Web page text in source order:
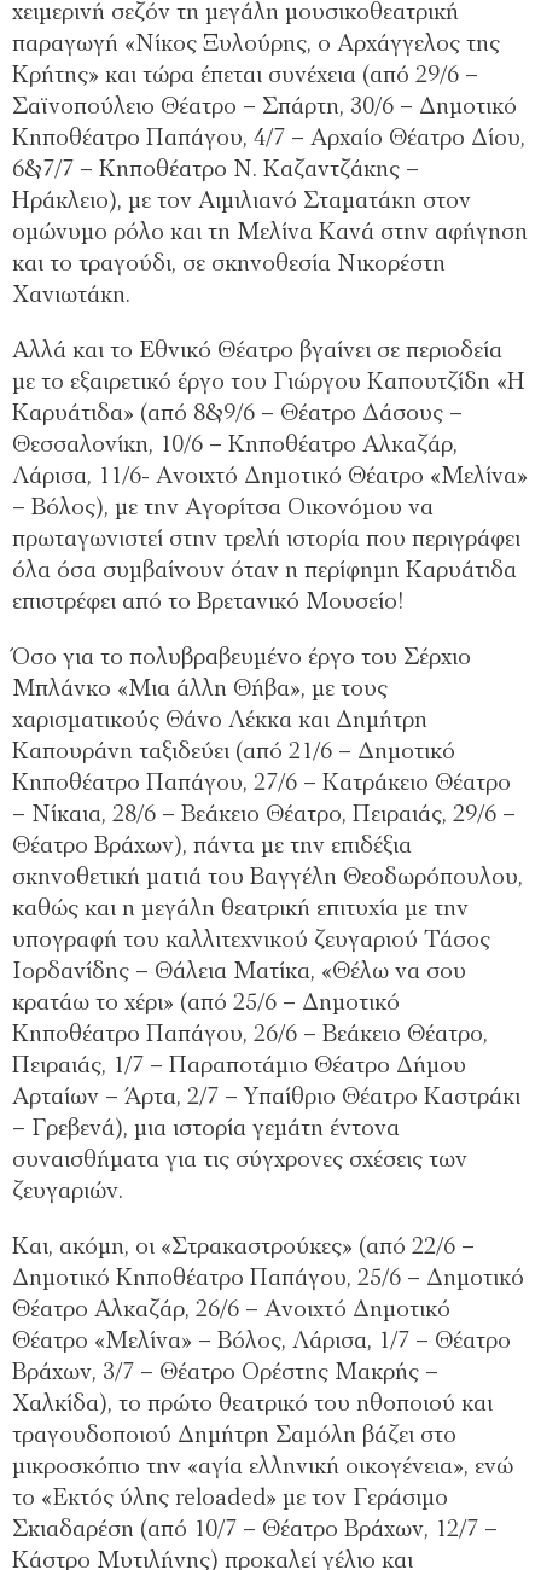
χειμερινή σεζόν τη μεγάλη μουσικοθεατρική
παραγωγή «Νίκος Ξυλούρης, ο Αρχάγγελος της
Κρήτης» και τώρα έπεται συνέχεια (από 29/6 –
Σαϊνοπούλειο Θέατρο – Σπάρτη, 30/6 – Δημοτικό
Κηποθέατρο Παπάγου, 4/7 – Αρχαίο Θέατρο Δίου,
6&7/7 – Κηποθέατρο Ν. Καζαντζάκης –
Ηράκλειο), με τον Αιμιλιανό Σταματάκη στον
ομώνυμο ρόλο και τη Μελίνα Κανά στην αφήγηση
και το τραγούδι, σε σκηνοθεσία Νικορέστη
Χανιωτάκη.
Αλλά και το Εθνικό Θέατρο βγαίνει σε περιοδεία
με το εξαιρετικό έργο του Γιώργου Καπουτζίδη «Η
Καρυάτιδα» (από 8&9/6 – Θέατρο Δάσους –
Θεσσαλονίκη, 10/6 – Κηποθέατρο Αλκαζάρ,
Λάρισα, 11/6- Ανοιχτό Δημοτικό Θέατρο «Μελίνα»
– Βόλος), με την Αγορίτσα Οικονόμου να
πρωταγωνιστεί στην τρελή ιστορία που περιγράφει
όλα όσα συμβαίνουν όταν η περίφημη Καρυάτιδα
επιστρέφει από το Βρετανικό Μουσείο!
Όσο για το πολυβραβευμένο έργο του Σέρχιο
Μπλάνκο «Μια άλλη Θήβα», με τους
χαρισματικούς Θάνο Λέκκα και Δημήτρη
Καπουράνη ταξιδεύει (από 21/6 – Δημοτικό
Κηποθέατρο Παπάγου, 27/6 – Κατράκειο Θέατρο
– Νίκαια, 28/6 – Βεάκειο Θέατρο, Πειραιάς, 29/6 –
Θέατρο Βράχων), πάντα με την επιδέξια
σκηνοθετική ματιά του Βαγγέλη Θεοδωρόπουλου,
καθώς και η μεγάλη θεατρική επιτυχία με την
υπογραφή του καλλιτεχνικού ζευγαριού Τάσος
Ιορδανίδης – Θάλεια Ματίκα, «Θέλω να σου
κρατάω το χέρι» (από 25/6 – Δημοτικό
Κηποθέατρο Παπάγου, 26/6 – Βεάκειο Θέατρο,
Πειραιάς, 1/7 – Παραποτάμιο Θέατρο Δήμου
Αρταίων – Άρτα, 2/7 – Υπαίθριο Θέατρο Καστράκι
– Γρεβενά), μια ιστορία γεμάτη έντονα
συναισθήματα για τις σύγχρονες σχέσεις των
ζευγαριών.
Και, ακόμη, οι «Στρακαστρούκες» (από 22/6 –
Δημοτικό Κηποθέατρο Παπάγου, 25/6 – Δημοτικό
Θέατρο Αλκαζάρ, 26/6 – Ανοιχτό Δημοτικό
Θέατρο «Μελίνα» – Βόλος, Λάρισα, 1/7 – Θέατρο
Βράχων, 3/7 – Θέατρο Ορέστης Μακρής –
Χαλκίδα), το πρώτο θεατρικό του ηθοποιού και
τραγουδοποιού Δημήτρη Σαμόλη βάζει στο
μικροσκόπιο την «αγία ελληνική οικογένεια», ενώ
το «Εκτός ύλης reloaded» με τον Γεράσιμο
Σκιαδαρέση (από 10/7 – Θέατρο Βράχων, 12/7 –
Κάστρο Μυτιλήνης) προκαλεί γέλιο και